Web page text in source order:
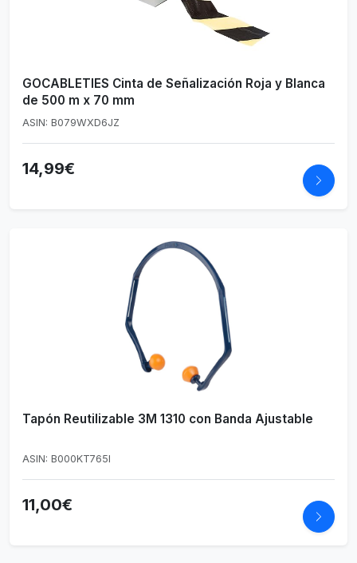
GOCABLETIES Cinta de Señalización Roja y Blanca
de 500 m x 70 mm
ASIN: B079WXD6JZ
14,99€
Tapón Reutilizable 3M 1310 con Banda Ajustable
ASIN: B000KT765I
11,00€